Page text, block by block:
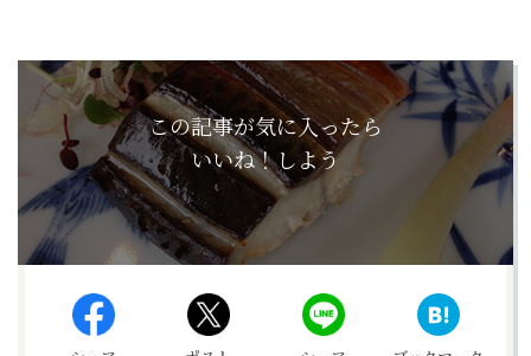
この記事が気に入ったら
いいね！しよう